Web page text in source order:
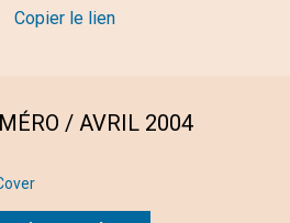
Copier le lien
/ AVRIL 2004